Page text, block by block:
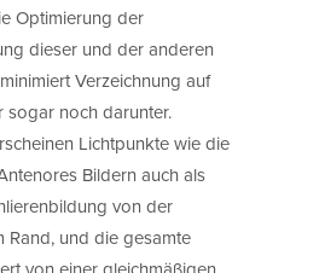
Optimierung der
dieser und der anderen
Verzeichnung auf
sogar noch darunter.
Lichtpunkte wie die
Bildern auch als
von der
Rand, und die gesamte